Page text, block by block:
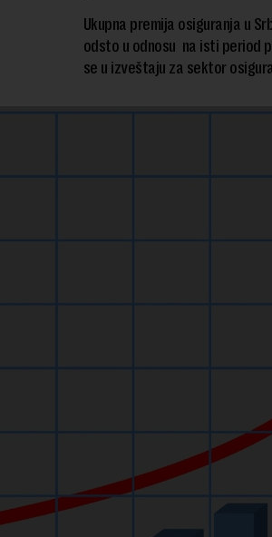
Ukupna premija osiguranja u
odsto u odnosu na isti period
se u izveštaju za sektor